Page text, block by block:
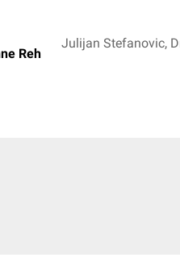
Reh
Julijan Stefanovic,